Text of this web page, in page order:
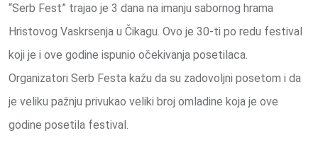
“Serb Fest” trajao je 3 dana na imanju sabornog hrama
Hristovog Vaskrsenja u Čikagu. Ovo je 30-ti po redu festival
koji je i ove godine ispunio očekivanja posetilaca.
Organizatori Serb Festa kažu da su zadovoljni posetom i da
je veliku pažnju privukao veliki broj omladine koja je ove
godine posetila festival.